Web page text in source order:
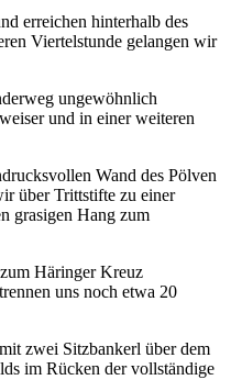
erreichen hinterhalb des
Viertelstunde gelangen wir
ungewöhnlich
und in einer weiteren
Wand des Pölven
über Trittstifte zu einer
grasigen Hang zum
Häringer Kreuz
uns noch etwa 20
zwei Sitzbankerl über dem
im Rücken der vollständige